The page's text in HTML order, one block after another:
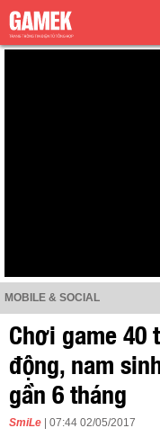
MOBILE & SOCIAL
Chơi game
động, nam
gần 6 tháng
SmiLe | 07:44 02/05/2017